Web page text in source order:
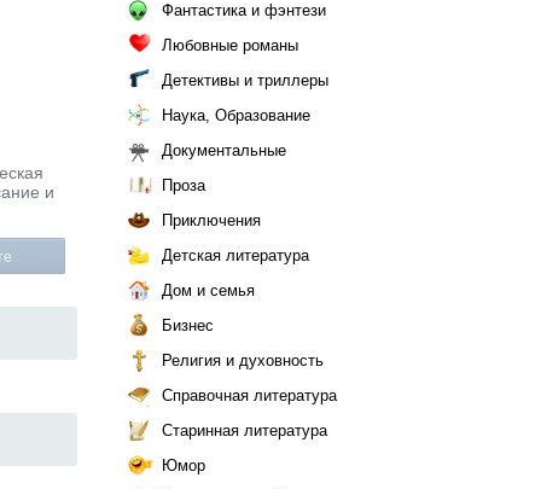
и
Фантастика и фэнтези
Любовные романы
Детективы и триллеры
Наука, Образование
Документальные
Проза
Приключения
Детская литература
Дом и семья
Бизнес
Религия и духовность
Справочная литература
Старинная литература
Юмор